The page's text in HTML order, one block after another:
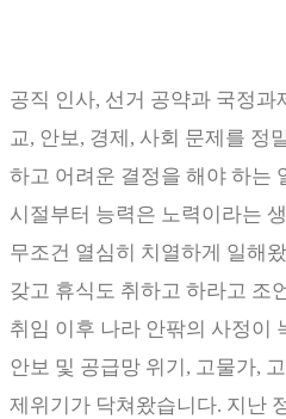
공직 인사, 선거 공약과 국정과
교, 안보, 경제 , 사회 문제를 정
하고 어려운 결정을 해야 하는
시절부터 능력은 노력이라는
무조건 열심히 치열하게 일해
갖고 휴식도 취하고 하라고 조
취임 이후 나라 안팎의 사정이
안보 및 공급망 위기 , 고물가,
제위기가 닥쳐왔습니다. 지난